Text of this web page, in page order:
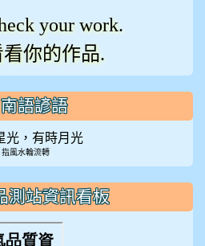
your work.
你的作品.
語諺語
光，有時月光
指風水輪流轉
測站資訊看板